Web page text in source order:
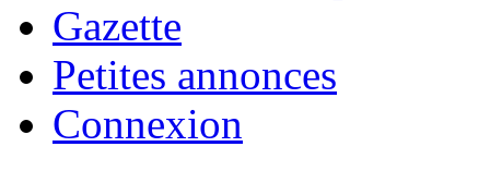
Gazette
Petites annonces
Connexion